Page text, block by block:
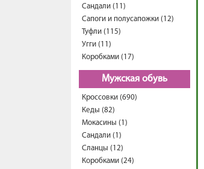
Сандали (11)
Сапоги и полусапожки (12)
Туфли (115)
Угги (11)
Коробками (17)
Мужская обувь
Кроссовки (690)
Кеды (82)
Мокасины (1)
Сандали (1)
Сланцы (12)
Коробками (24)